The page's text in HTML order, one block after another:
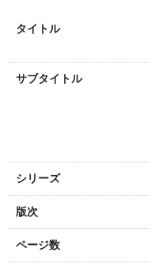
タイトル
サブタイトル
シリーズ
版次
ページ数